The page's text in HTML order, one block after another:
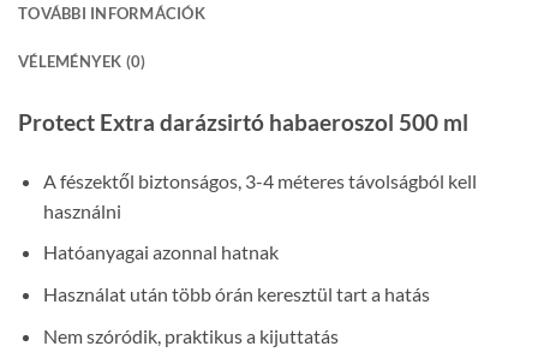
TOVÁBBI INFORMÁCIÓK
VÉLEMÉNYEK (0)
Protect Extra darázsirtó habaeroszol 500 ml
A fészektől biztonságos, 3-4 méteres távolságból kell
használni
Hatóanyagai azonnal hatnak
Használat után több órán keresztül tart a hatás
Nem szóródik, praktikus a kijuttatás